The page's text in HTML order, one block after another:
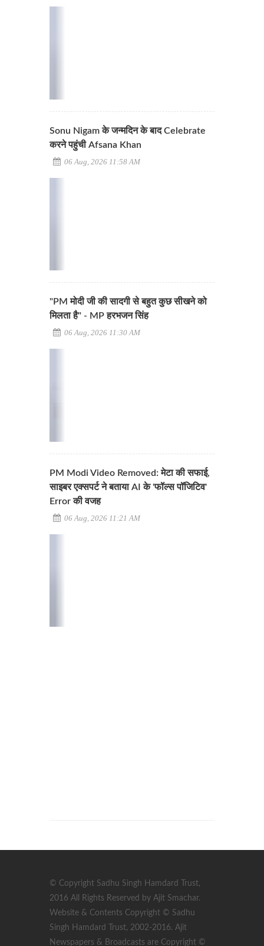
Sonu Nigam के जन्मदिन के बाद Celebrate
करने पहुंची Afsana Khan
06 Aug, 2026 11:58 AM
"PM मोदी जी की सादगी से बहुत कुछ सीखने को
मिलता है" - MP हरभजन सिंह
06 Aug, 2026 11:30 AM
PM Modi Video Removed: मेटा की सफाई,
साइबर एक्सपर्ट ने बताया AI के 'फॉल्स पॉजिटिव'
Error की वजह
06 Aug, 2026 11:21 AM
© Copyright Sadhu Singh Hamdard Trust,
2016 All Rights Reserved by Ajit Smachar.
Website & Contents Copyright © Sadhu
Singh Hamdard Trust, 2002-2016. Ajit
Newspapers & Broadcasts are Copyright ©